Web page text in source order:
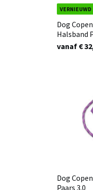
VERNIEUWD
Dog
Halsband
vanaf €
Dog
Paars 3.0